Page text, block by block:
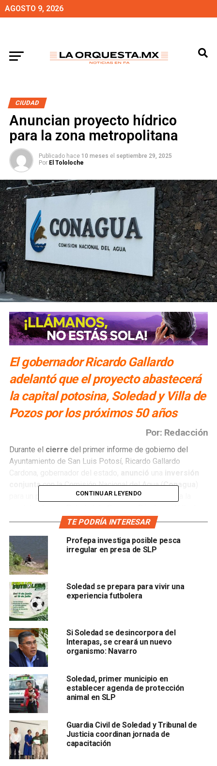
AGOSTO 9, 2026
CIUDAD
Anuncian proyecto hídrico
para la zona metropolitana
Publicado hace 10 meses el septiembre 29, 2025
Por El Tololoche
El gobernador Ricardo Gallardo
adelantó que el proyecto abastecerá
la capital potosina, Soledad y Villa de
Pozos por los próximos 50 años
Por: Redacción
Durante el cierre del primer informe de gobierno del
Ayuntamiento de San Luis Potosí, Ricardo Gallardo
Cardona, gobernador del estado, anunció una inversión
conjuntacon la Comisión Nacional del Agua (Conagua
para un proyecto hídrico queabastecerá
Pozosdurante los próximos 50 años.
En entrevista para La Orquesta
, el mandatario estatal subrayó que lacolaboración
los gobiernos estatal y municipalno responde a
intereses partidistas, sino al
“Es muy importante lacoordinaciónentre los dos niveles
de gobierno y, sobre todo, de las secretarías estatales y
direcciones del Ayuntamiento, que son
expresó Gallardo.
También lee:
Programas sociales impactan a habitantes en
la capital de SLP
CONTINUAR LEYENDO
TE PODRÍA INTERESAR
Profepa investiga posible pesca
irregular en presa de SLP
Soledad se prepara para vivir una
experiencia futbolera
Si Soledad se desincorpora del
Interapas, se creará un nuevo
organismo: Navarro
Soledad, primer municipio en
establecer agenda de protección
animal en SLP
Guardia Civil de Soledad y Tribunal de
Justicia coordinan jornada de
capacitación